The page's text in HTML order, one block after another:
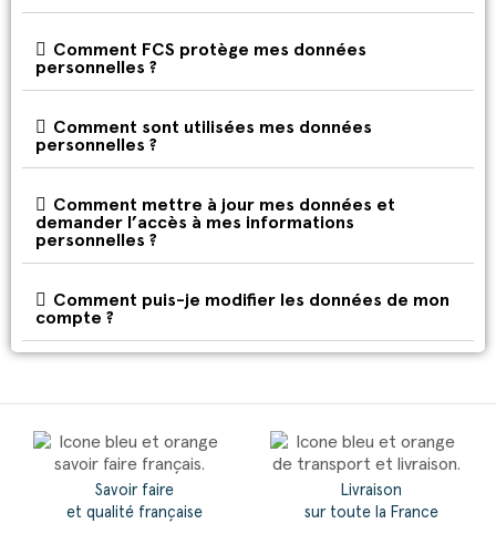
Comment FCS protège mes données
personnelles ?
Comment sont utilisées mes données
personnelles ?
Comment mettre à jour mes données et
demander l’accès à mes informations
personnelles ?
Comment puis-je modifier les données de mon
compte ?
Savoir faire
et qualité française
Livraison
sur toute la France